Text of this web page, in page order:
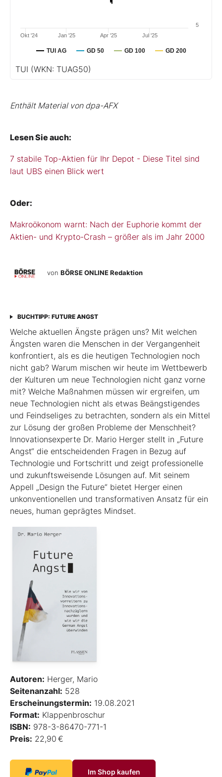
TUI AG GD 50 GD 100 GD 200
Jan '25 Jul '25
Okt '24 Apr '25
5
TUI (WKN: TUAG50)
Enthält Material von dpa-AFX
Lesen Sie auch:
7 stabile Top-Aktien für Ihr Depot - Diese Titel sind
laut UBS einen Blick wert
Oder:
Makroökonom warnt: Nach der Euphorie kommt der
Aktien- und Krypto-Crash – größer als im Jahr 2000
von BÖRSE ONLINE Redaktion
BUCHTIPP: FUTURE ANGST
Welche aktuellen Ängste prägen uns? Mit welchen
Ängsten waren die Menschen in der Vergangenheit
konfrontiert, als es die heutigen Technologien noch
nicht gab? Warum mischen wir heute im Wettbewerb
der Kulturen um neue Technologien nicht ganz vorne
mit? Welche Maßnahmen müssen wir ergreifen, um
neue Technologien nicht als etwas Beängstigendes
und Feindseliges zu betrachten, sondern als ein Mittel
zur Lösung der großen Probleme der Menschheit?
Innovationsexperte Dr. Mario Herger stellt in „Future
Angst“ die entscheidenden Fragen in Bezug auf
Technologie und Fortschritt und zeigt professionelle
und zukunftsweisende Lösungen auf. Mit seinem
Appell „Design the Future“ bietet Herger einen
unkonventionellen und transformativen Ansatz für ein
neues, human geprägtes Mindset.
Autoren: Herger, Mario
Seitenanzahl: 528
Erscheinungstermin: 19.08.2021
Format: Klappenbroschur
ISBN: 978-3-86470-771-1
Preis: 22,90 €
Im Shop kaufen